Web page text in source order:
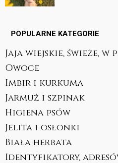
POPULARNE KATEGORIE
Jaja wiejskie, świeże, w
Owoce
Imbir i kurkuma
Jarmuż i szpinak
Higiena psów
Jelita i osłonki
Biała herbata
Identyfikatory,